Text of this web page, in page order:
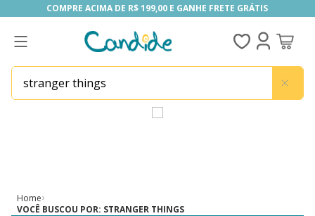
COMPRE ACIMA DE R$ 199,00 E GANHE FRETE GRÁTIS
COMPRE ACIMA DE R$ 199,00 E GANHE FRETE GRÁTIS
o que está buscando?
Home
VOCÊ BUSCOU POR: STRANGER THINGS